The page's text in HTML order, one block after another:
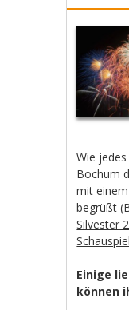
Wie
Bochum
mit
begrüßt (
Silvester
Einige
können